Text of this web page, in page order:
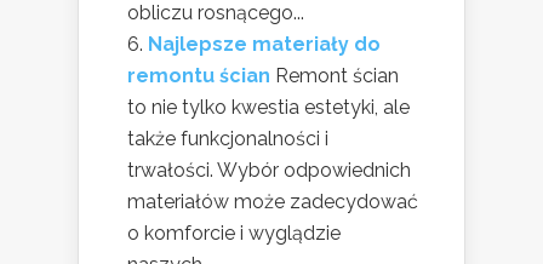
obliczu rosnącego...
Najlepsze materiały do
remontu ścian Remont ścian
to nie tylko kwestia estetyki, ale
także funkcjonalności i
trwałości. Wybór odpowiednich
materiałów może zadecydować
o komforcie i wyglądzie